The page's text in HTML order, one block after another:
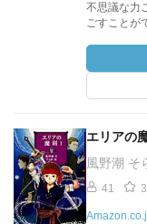
不思議な力
ごすことが
エリアの
風野潮 そ
41